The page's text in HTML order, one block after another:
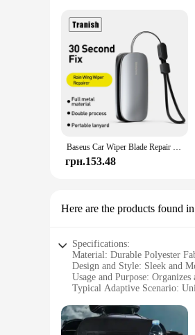
Baseus Car Wiper Blade Repair Universal Auto Windshield Wiper Refurbish Tool Набір для ремонту щіток склоочисника автомобіля Аксесуари
грн.153.48
Here are the products found
Specifications:
Material: Durable Polyester
Design and Style: Sleek and
Usage and Purpose:
Typical Adaptive Scenario:
Performance and Property:
Features: